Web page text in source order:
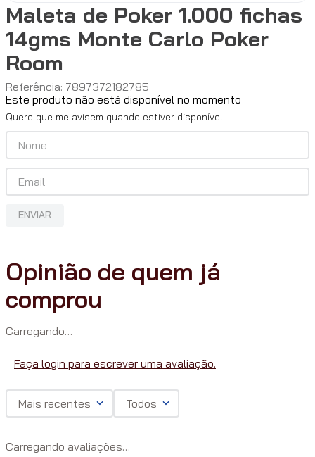
Maleta de Poker 1.000 fichas
14gms Monte Carlo Poker
Room
Referência: 7897372182785
Este produto não está disponível no momento
Quero que me avisem quando estiver disponível
ENVIAR
Carregando…
Faça login para escrever uma avaliação.
Mais recentes Todos
Carregando avaliações…